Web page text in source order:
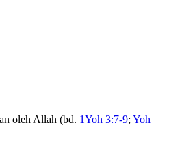
oleh Allah (bd. 1Yoh 3:7-9; Yoh